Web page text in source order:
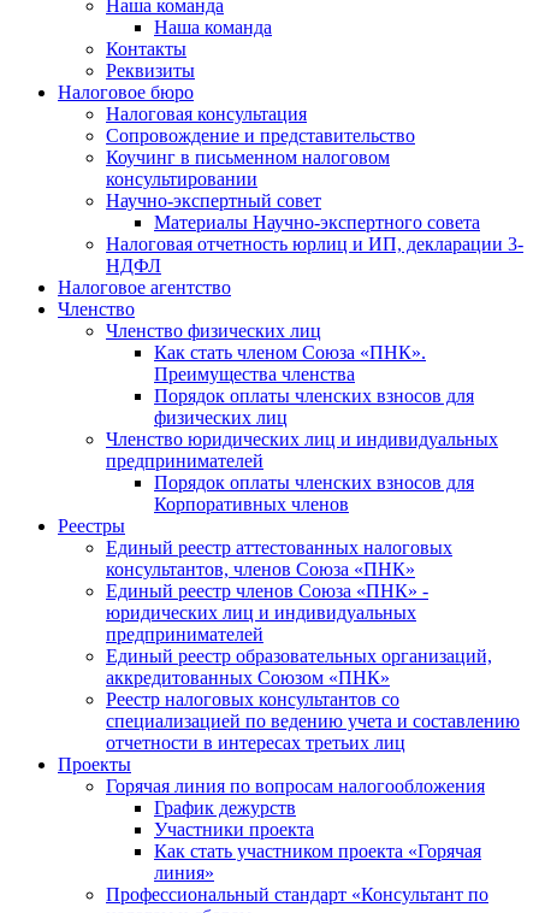
Наша команда
Наша команда
Контакты
Реквизиты
Налоговое бюро
Налоговая консультация
Cопровождение и представительство
Коучинг в письменном налоговом
консультировании
Научно-экспертный совет
Материалы Научно-экспертного совета
Налоговая отчетность юрлиц и ИП, декларации 3-
НДФЛ
Налоговое агентство
Членство
Членство физических лиц
Как стать членом Союза «ПНК».
Преимущества членства
Порядок оплаты членских взносов для
физических лиц
Членство юридических лиц и индивидуальных
предпринимателей
Порядок оплаты членских взносов для
Корпоративных членов
Реестры
Единый реестр аттестованных налоговых
консультантов, членов Союза «ПНК»
Единый реестр членов Союза «ПНК» -
юридических лиц и индивидуальных
предпринимателей
Единый реестр образовательных организаций,
аккредитованных Союзом «ПНК»
Реестр налоговых консультантов со
специализацией по ведению учета и составлению
отчетности в интересах третьих лиц
Проекты
Горячая линия по вопросам налогообложения
График дежурств
Участники проекта
Как стать участником проекта «Горячая
линия»
Профессиональный стандарт «Консультант по